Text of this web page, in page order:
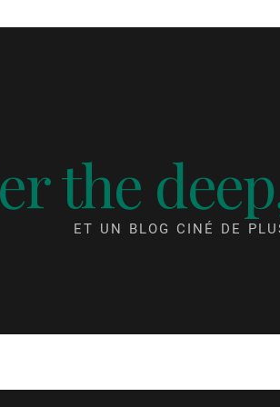
the
ET UN BLOG CINÉ DE